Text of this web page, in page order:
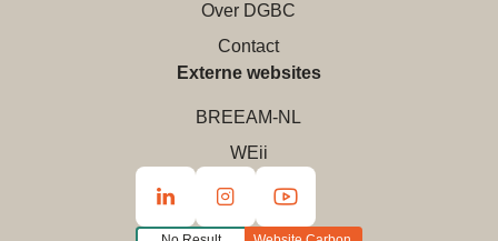
Over DGBC
Contact
Externe websites
BREEAM-NL
WEii